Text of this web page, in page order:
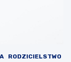
RODZICIELSTWO